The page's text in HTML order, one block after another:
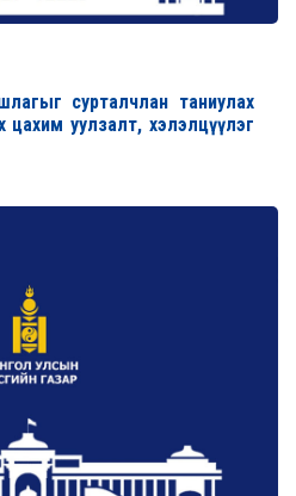
сурталчлан таниулах
цахим уулзалт, хэлэлцүүлэг